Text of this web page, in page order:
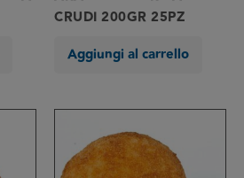
CRUDI 200GR 25PZ
Aggiungi al carrello